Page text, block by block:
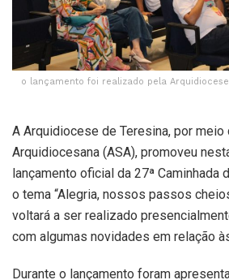
o lançamento foi realizado pela
A Arquidiocese de Teresina, por meio
Arquidiocesana (ASA), promoveu
lançamento oficial da 27ª Caminhada
o tema “Alegria, nossos passos
voltará a ser realizado
com algumas novidades em relação
Durante o lançamento foram